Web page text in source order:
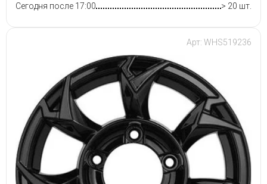
Сегодня после 17:00 > 20 шт.
Арт: WHS519236